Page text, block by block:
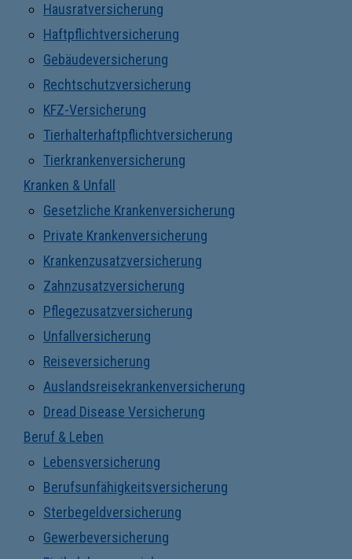
Hausratversicherung
Haftpflichtversicherung
Gebäudeversicherung
Rechtschutzversicherung
KFZ-Versicherung
Tierhalterhaftpflichtversicherung
Tierkrankenversicherung
Kranken & Unfall
Gesetzliche Krankenversicherung
Private Krankenversicherung
Krankenzusatzversicherung
Zahnzusatzversicherung
Pflegezusatzversicherung
Unfallversicherung
Reiseversicherung
Auslandsreisekrankenversicherung
Dread Disease Versicherung
Beruf & Leben
Lebensversicherung
Berufsunfähigkeitsversicherung
Sterbegeldversicherung
Gewerbeversicherung